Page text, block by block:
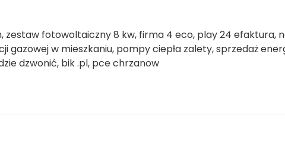
fotowoltaiczny 8 kw, firma 4 eco, play 24 efaktura,
w mieszkaniu, pompy ciepła zalety, sprzedaż
dzwonić, bik .pl, pce chrzanow